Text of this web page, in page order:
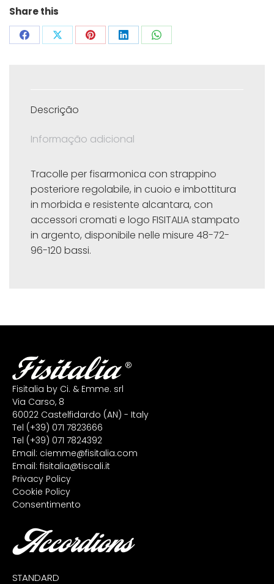
Share this
Share Share Share Share Share
Descrição
Informação adicional
Tracolle per fisarmonica con strappino
posteriore regolabile, in cuoio e imbottitura
in morbida e resistente alcantara, con
accessori cromati e logo FISITALIA stampato
in argento, disponibile nelle misure 48-72-
96-120 bassi.
Fisitalia by Ci. & Emme. srl
Via Carso, 8
60022 Castelfidardo (AN) - Italy
Tel (+39) 071 7823666
Tel (+39) 071 7824392
Email: ciemme@fisitalia.com
Email: fisitalia@tiscali.it
Privacy Policy
Cookie Policy
Consentimento
Accordions
STANDARD